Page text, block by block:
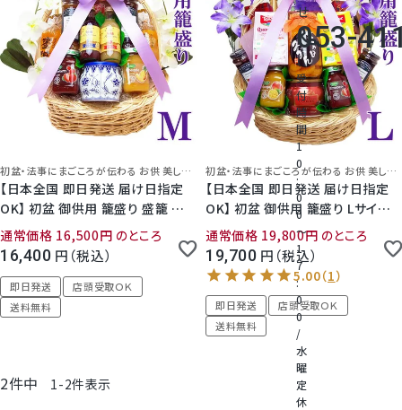
せ
call
053-
（
受
付
時
間
1
0
:
0
0
～
1
7
:
0
0
/
水
曜
定
休
温室みかん(ハウスみかん)
梨
幸水梨ロイヤル
初盆・法事にまごころが伝わる お供 美しい造花付き籠盛
【日本全国 即日発送 届け日指定
OK】 初盆 御供用 籠盛り 盛籠 Ｍサ
イズ お供 盛り合わせ 迅速対応 丁
寧 かごもり 新盆 お盆 法事 命日
一周忌 3回忌 7回忌 49日 四十九
日 法要 フルーツゼリー ジャム ジ
ュース 菓子 加工品 日持ち 送料無
通常価格 16,500 のところ
16,400 税込
即日発送
店頭受取ＯＫ
送料無料
初盆・法事にまごころが伝わる お供 美しい造花付き籠盛
【日本全国 即日発送 届け日指定
OK】 初盆 御供用 籠盛り Lサイズ
お供 盛り合わせ 迅速対応 丁寧 か
ごもり 新盆 お盆 法事 命日 一周忌
3回忌 7回忌 49日 四十九日 法要
フルーツゼリー ジャム ジュース 菓
子 加工品 日持ち 送料無料 指定日
Shomeidoオリジナル 静岡 大分
【店頭受取対象商品】
通常価格 19,800 のところ
19,700 税込
即日発送
店頭受取ＯＫ
送料無料
2件中 1 -2件表示